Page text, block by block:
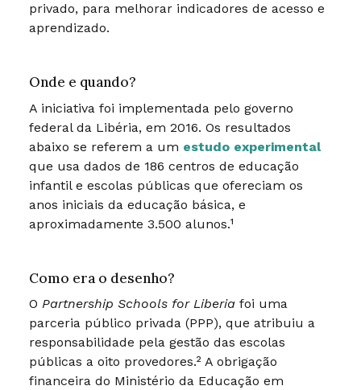
privado, para melhorar indicadores de acesso e
aprendizado.
Onde e quando?
A iniciativa foi implementada pelo governo
federal da Libéria, em 2016. Os resultados
abaixo se referem a um estudo experimental
que usa dados de 186 centros de educação
infantil e escolas públicas que ofereciam os
anos iniciais da educação básica, e
aproximadamente 3.500 alunos.¹
Como era o desenho?
O Partnership Schools for Liberiafoi uma
parceria público privada (PPP), que atribuiu a
responsabilidade pela gestão das escolas
públicas a oito provedores.² A obrigação
financeira do Ministério da Educação em